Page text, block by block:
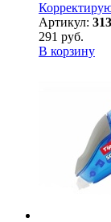
Артикул:
291 руб.
В корзину